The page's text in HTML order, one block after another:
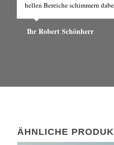
hellen Bereiche schimmern
Ihr Robert Schönherr
ÄHNLICHE